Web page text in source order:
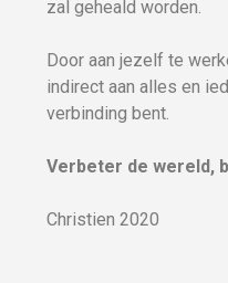
zal geheald worden.
Door aan jezelf te
indirect aan alles en
verbinding bent.
Verbeter de wereld,
Christien 2020